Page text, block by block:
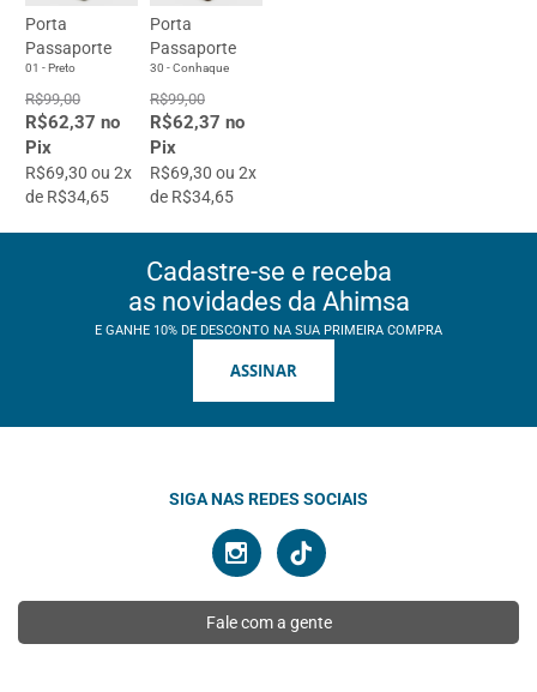
Porta
Passaporte
01 - Preto
R$99,00
R$62,37 no
Pix
R$69,30 ou 2x
de R$34,65
Porta
Passaporte
30 - Conhaque
R$99,00
R$62,37 no
Pix
R$69,30 ou 2x
de R$34,65
Cadastre-se e receba
as novidades da Ahimsa
E GANHE 10% DE DESCONTO NA SUA PRIMEIRA COMPRA
ASSINAR
SIGA NAS REDES SOCIAIS
Fale com a gente